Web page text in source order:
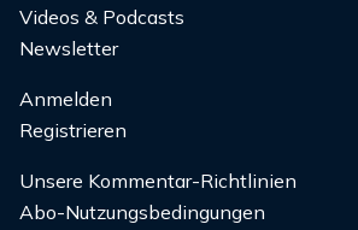
Videos & Podcasts
Newsletter
Anmelden
Registrieren
Unsere Kommentar-Richtlinien
Abo-Nutzungsbedingungen